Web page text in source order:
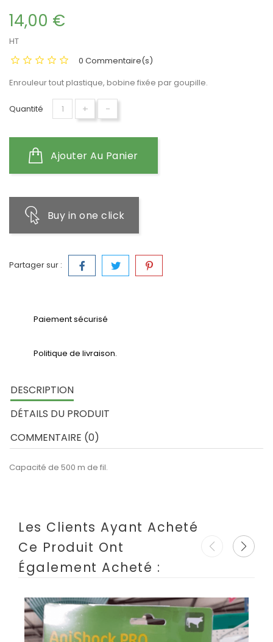
14,00 €
HT
0 Commentaire(s)
Enrouleur tout plastique, bobine fixée par goupille.
Quantité + -
Ajouter Au Panier
Buy in one click
Partager sur :
Paiement sécurisé
Politique de livraison.
DESCRIPTION
DÉTAILS DU PRODUIT
COMMENTAIRE (0)
Capacité de 500 m de fil.
Les Clients Ayant Acheté
Ce Produit Ont
Également Acheté :